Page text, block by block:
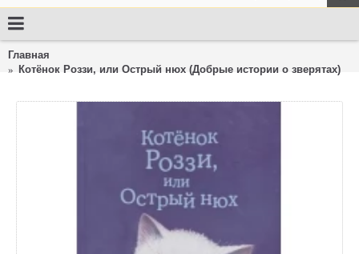
Главная
Котёнок Роззи, или Острый нюх (Добрые истории о зверятах)